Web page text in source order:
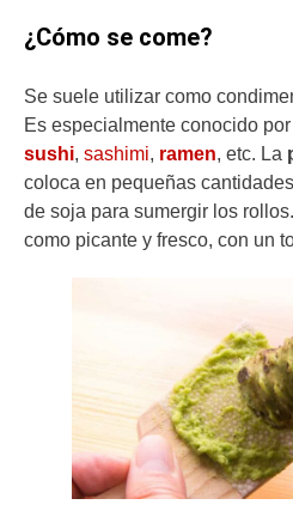
¿Cómo se come?
Se suele utilizar como
Es especialmente conocido
sushi, sashimi, ramen, etc. La
coloca en pequeñas
de soja para sumergir los
como picante y fresco, con un